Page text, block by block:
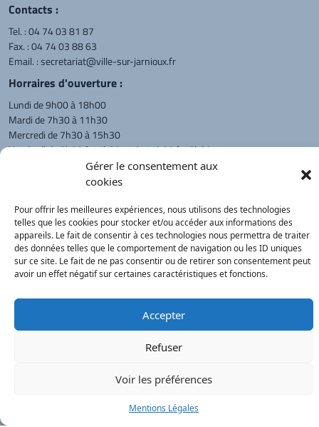
Gérer le consentement aux
cookies
Pour offrir les meilleures expériences, nous utilisons des technologies
telles que les cookies pour stocker et/ou accéder aux informations des
appareils. Le fait de consentir à ces technologies nous permettra de traiter
des données telles que le comportement de navigation ou les ID uniques
sur ce site. Le fait de ne pas consentir ou de retirer son consentement peut
avoir un effet négatif sur certaines caractéristiques et fonctions.
Accepter
Refuser
Voir les préférences
Mentions Légales
Contacts :
Tel. :04 74 03 81 87
Fax. : 04 74 03 88 63
Email. :secretariat@ville-sur-jarnioux.fr
Horraires d'ouverture :
Lundi de 9h00 à 18h00
Mardi de 7h30 à 11h30
Mercredi de 7h30 à 15h30
Vendredi de 8h00 à 11h30 et de 14h00 à 15h30
L'appel téléphonique reste à privilégier
reçoivent sur rendez-vous.
Retour à l'accueil Actualités PanneauPocket Recherche
légales
blet.valerie@orange.fr